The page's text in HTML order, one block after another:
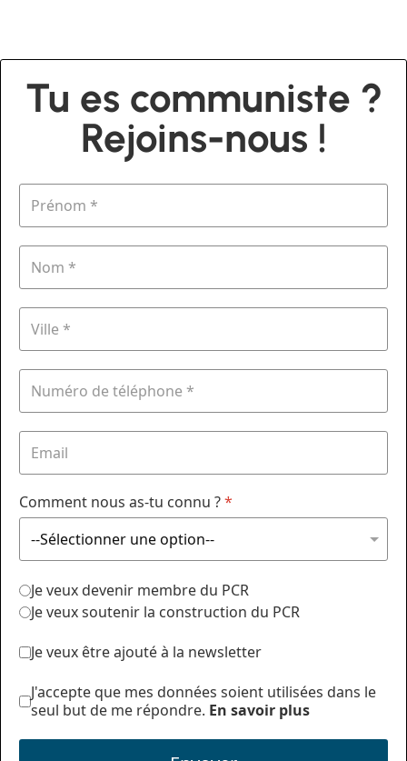
Tu es communiste ?
Rejoins-nous !
Comment nous as-tu connu ?*
Je veux devenir membre du PCR
Je veux soutenir la construction du PCR
Je veux être ajouté à la newsletter
J'accepte que mes données soient utilisées dans le
seul but de me répondre. En savoir plus